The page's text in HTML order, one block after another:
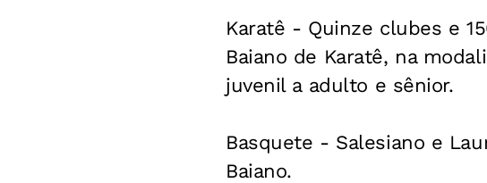
Karatê - Quinze clubes e
Baiano de Karatê, na
juvenil a adulto e sênior.
Basquete - Salesiano e
Baiano.